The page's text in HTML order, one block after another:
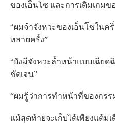
ของเอ็นโซ และการเติมเกมข
“ผมจำจังหวะของเอ็นโซในค
หลายครั้ง”
“ยังมีจังหวะล้ำหน้าแบบเฉีย
ชัดเจน”
“ผมรู้ว่าการทำหน้าที่ของกร
แม้สุดท้ายจะเก็บได้เพียงแต้ม